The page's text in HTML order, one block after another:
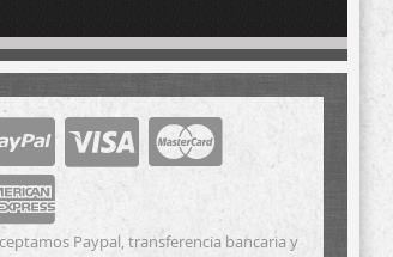
Paypal, transferencia bancaria y